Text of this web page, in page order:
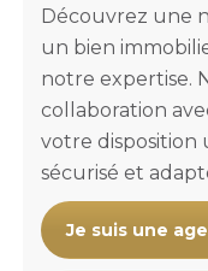
Découvrez une
un bien
notre expertise.
collaboration
votre disposition
sécurisé et
Je suis une